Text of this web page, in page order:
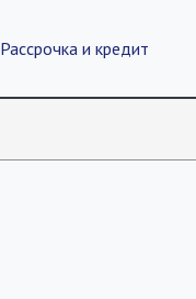
Рассрочка и кредит